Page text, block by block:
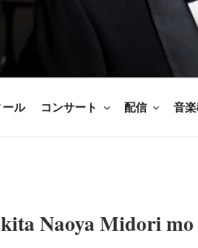
也 声楽家/
は希望を語る
けがえのない
ル コンサート 配信 音
Naoya Midori